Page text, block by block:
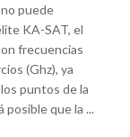
puede
KA-SAT, el
frecuencias
(Ghz), ya
puntos de la
posible que la ...